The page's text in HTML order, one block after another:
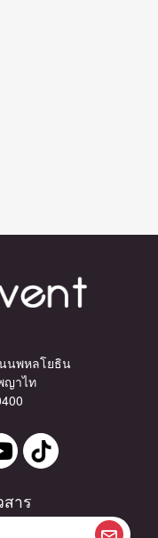
นพหลโยธิน
ญาไท
สาร